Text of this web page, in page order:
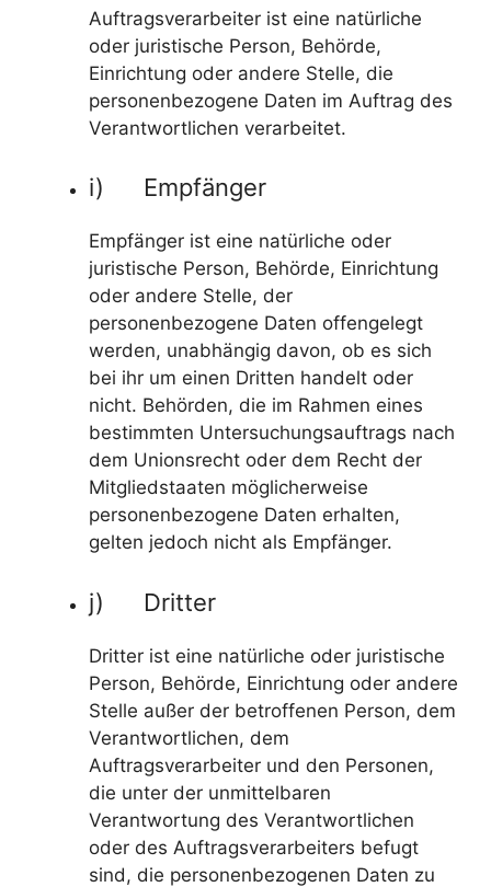
Auftragsverarbeiter ist eine natürliche
oder juristische Person, Behörde,
Einrichtung oder andere Stelle, die
personenbezogene Daten im Auftrag des
Verantwortlichen verarbeitet.
i) Empfänger
Empfänger ist eine natürliche oder
juristische Person, Behörde, Einrichtung
oder andere Stelle, der
personenbezogene Daten offengelegt
werden, unabhängig davon, ob es sich
bei ihr um einen Dritten handelt oder
nicht. Behörden, die im Rahmen eines
bestimmten Untersuchungsauftrags nach
dem Unionsrecht oder dem Recht der
Mitgliedstaaten möglicherweise
personenbezogene Daten erhalten,
gelten jedoch nicht als Empfänger.
j) Dritter
Dritter ist eine natürliche oder juristische
Person, Behörde, Einrichtung oder andere
Stelle außer der betroffenen Person, dem
Verantwortlichen, dem
Auftragsverarbeiter und den Personen,
die unter der unmittelbaren
Verantwortung des Verantwortlichen
oder des Auftragsverarbeiters befugt
sind, die personenbezogenen Daten zu